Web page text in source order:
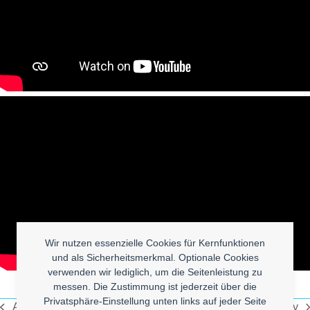
Wir nutzen essenzielle Cookies für Kernfunktionen
und als Sicherheitsmerkmal. Optionale Cookies
verwenden wir lediglich, um die Seitenleistung zu
messen. Die Zustimmung ist jederzeit über die
Privatsphäre-Einstellung unten links auf jeder Seite
Amy Winehouse – I’m no good Keith Flint Story